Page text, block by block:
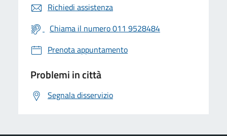
Richiedi assistenza
Chiama il numero 011 9528484
Prenota appuntamento
Problemi in città
Segnala disservizio